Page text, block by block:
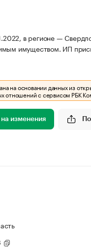
в регионе —
имуществом. ИП
на основании данных из
отношений с сервисом РБК
изменения